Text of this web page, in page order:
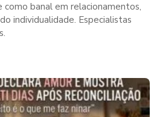
banal em relacionamentos,
individualidade. Especialistas